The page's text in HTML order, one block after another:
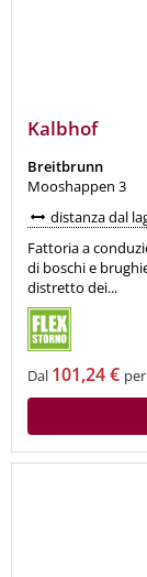
Kalbhof
Breitbrunn
Mooshappen 3
distanza dal
Fattoria a
di boschi e
distretto dei...
Dal 101,24 €